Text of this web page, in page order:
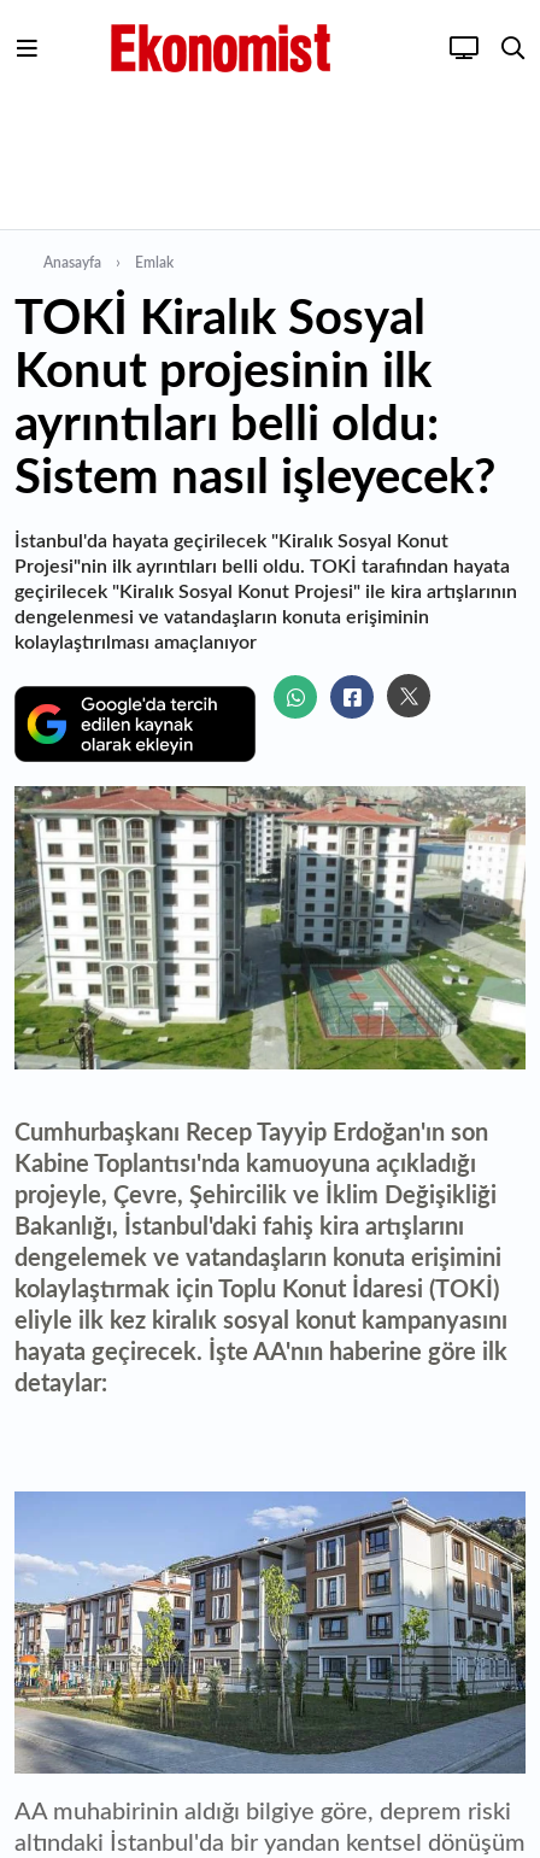
Anasayfa Emlak
TOKİ Kiralık Sosyal
Konut projesinin ilk
ayrıntıları belli oldu:
Sistem nasıl işleyecek?
İstanbul'da hayata geçirilecek "Kiralık Sosyal Konut
Projesi"nin ilk ayrıntıları belli oldu. TOKİ tarafından hayata
geçirilecek "Kiralık Sosyal Konut Projesi" ile kira artışlarının
dengelenmesi ve vatandaşların konuta erişiminin
kolaylaştırılması amaçlanıyor
Cumhurbaşkanı Recep Tayyip Erdoğan'ın son
Kabine Toplantısı'nda kamuoyuna açıkladığı
projeyle, Çevre, Şehircilik ve İklim Değişikliği
Bakanlığı, İstanbul'daki fahiş kira artışlarını
dengelemek ve vatandaşların konuta erişimini
kolaylaştırmak için Toplu Konut İdaresi (TOKİ)
eliyle ilk kez kiralık sosyal konut kampanyasını
hayata geçirecek. İşte AA'nın haberine göre ilk
detaylar:
AA muhabirinin aldığı bilgiye göre, deprem riski
altındaki İstanbul'da bir yandan kentsel dönüşüm